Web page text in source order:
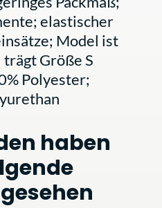
elastischer
Model ist
Größe S
Polyester;
haben